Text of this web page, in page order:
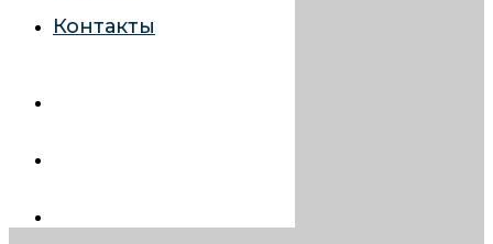
Контакты